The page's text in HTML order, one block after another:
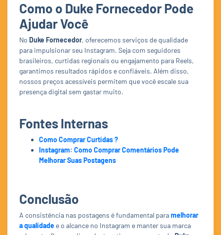
Como o Duke Fornecedor Pode
Ajudar Você
No Duke Fornecedor, oferecemos serviços de qualidade
para impulsionar seu Instagram. Seja com seguidores
brasileiros, curtidas regionais ou engajamento para Reels,
garantimos resultados rápidos e confiáveis. Além disso,
nossos preços acessíveis permitem que você escale sua
presença digital sem gastar muito.
Fontes Internas
Como Comprar Curtidas ?
Instagram: Como Comprar Comentários Pode
Melhorar Suas Postagens
Conclusão
A consistência nas postagens é fundamental paramelhorar
a qualidade e o alcance no Instagram e manter sua marca